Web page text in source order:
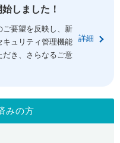
しました！
ご要望を反映し、新
キュリティ管理機能
だき、さらなるご意
詳細
みの方